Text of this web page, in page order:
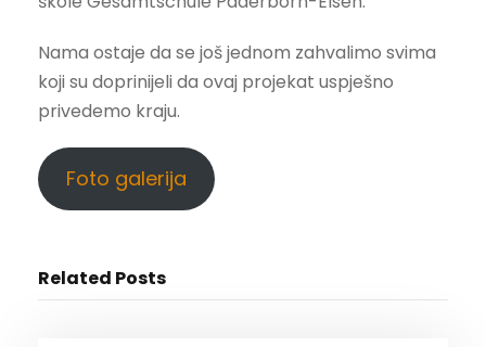
Nama ostaje da se još jednom zahvalimo svima
koji su doprinijeli da ovaj projekat uspješno
privedemo kraju.
Foto galerija
Related Posts